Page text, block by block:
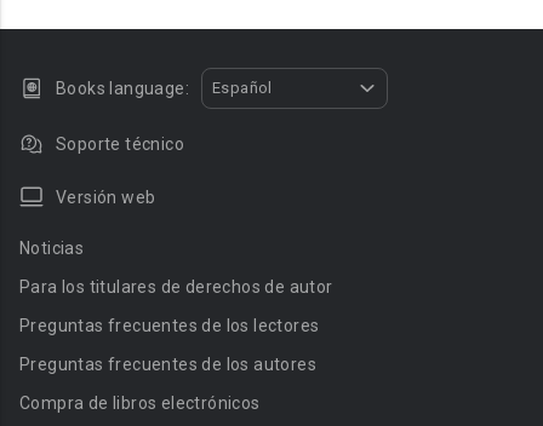
Books language: Español
Soporte técnico
Versión web
Noticias
Para los titulares de derechos de autor
Preguntas frecuentes de los lectores
Preguntas frecuentes de los autores
Compra de libros electrónicos